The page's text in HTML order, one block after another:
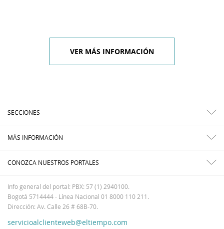
VER MÁS INFORMACIÓN
SECCIONES
MÁS INFORMACIÓN
CONOZCA NUESTROS PORTALES
Info general del portal: PBX: 57 (1) 2940100.
Bogotá 5714444 - Línea Nacional 01 8000 110 211.
Dirección: Av. Calle 26 # 68B-70.
servicioalclienteweb@eltiempo.com